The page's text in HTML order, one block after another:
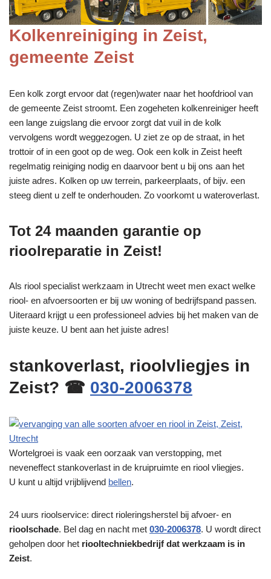
Kolkenreiniging in Zeist,
gemeente Zeist
Een kolk zorgt ervoor dat (regen)water naar het hoofdriool van
de gemeente Zeist stroomt. Een zogeheten kolkenreiniger heeft
een lange zuigslang die ervoor zorgt dat vuil in de kolk
vervolgens wordt weggezogen. U ziet ze op de straat, in het
trottoir of in een goot op de weg. Ook een kolk in Zeist heeft
regelmatig reiniging nodig en daarvoor bent u bij ons aan het
juiste adres. Kolken op uw terrein, parkeerplaats, of bijv. een
steeg dient u zelf te onderhouden. Zo voorkomt u wateroverlast.
Tot 24 maanden garantie op
rioolreparatie in Zeist!
Als riool specialist werkzaam in Utrecht weet men exact welke
riool- en afvoersoorten er bij uw woning of bedrijfspand passen.
Uiteraard krijgt u een professioneel advies bij het maken van de
juiste keuze. U bent aan het juiste adres!
stankoverlast, rioolvliegjes in
Zeist? ☎ 030-2006378
Wortelgroei is vaak een oorzaak van verstopping, met
neveneffect stankoverlast in de kruipruimte en riool vliegjes.
U kunt u altijd vrijblijvend bellen.
24 uurs rioolservice: direct rioleringsherstel bij afvoer- en
rioolschade. Bel dag en nacht met 030-2006378. U wordt direct
geholpen door het riooltechniekbedrijf dat werkzaam is in
Zeist.